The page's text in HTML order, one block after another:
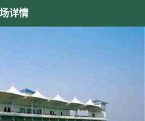
详情